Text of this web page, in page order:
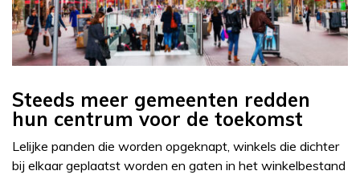
Steeds meer gemeenten redden
hun centrum voor de toekomst
Lelijke panden die worden opgeknapt, winkels die dichter
bij elkaar geplaatst worden en gaten in het winkelbestand